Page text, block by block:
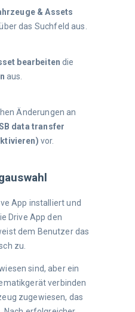
& Assets
das Suchfeld aus.
bearbeiten die
aus.
Änderungen an
data transfer
vor.
App installiert und
Drive App den
dem Benutzer das
zu.
sind, aber ein
verbinden
zugewiesen, das